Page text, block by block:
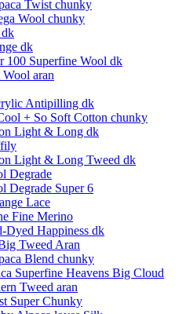
Twist chunky
Wool chunky
dk
100 Superfine Wool dk
aran
Antipilling dk
+ So Soft Cotton chunky
Light & Long dk
Light & Long Tweed dk
Degrade
Degrade Super 6
Lace
Fine Merino
Dyed Happiness dk
Tweed Aran
Blend chunky
Superfine Heavens Big Cloud
Tweed aran
Super Chunky